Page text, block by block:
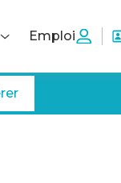
Emploi